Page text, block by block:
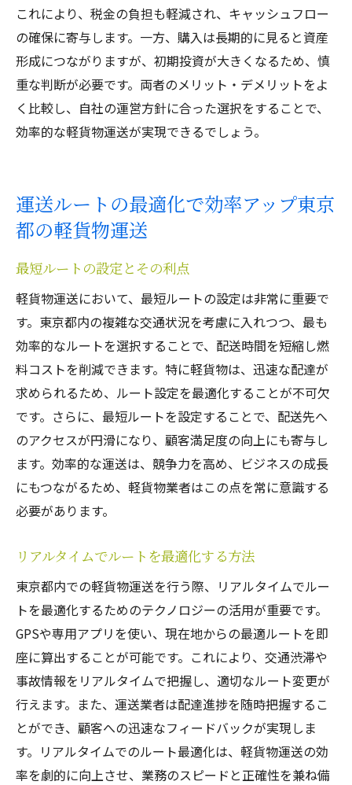
これにより、税金の負担も軽減され、キャッシュフロー
の確保に寄与します。一方、購入は長期的に見ると資産
形成につながりますが、初期投資が大きくなるため、慎
重な判断が必要です。両者のメリット・デメリットをよ
く比較し、自社の運営方針に合った選択をすることで、
効率的な軽貨物運送が実現できるでしょう。
運送ルートの最適化で効率アップ東京
都の軽貨物運送
最短ルートの設定とその利点
軽貨物運送において、最短ルートの設定は非常に重要で
す。東京都内の複雑な交通状況を考慮に入れつつ、最も
効率的なルートを選択することで、配送時間を短縮し燃
料コストを削減できます。特に軽貨物は、迅速な配達が
求められるため、ルート設定を最適化することが不可欠
です。さらに、最短ルートを設定することで、配送先へ
のアクセスが円滑になり、顧客満足度の向上にも寄与し
ます。効率的な運送は、競争力を高め、ビジネスの成長
にもつながるため、軽貨物業者はこの点を常に意識する
必要があります。
リアルタイムでルートを最適化する方法
東京都内での軽貨物運送を行う際、リアルタイムでルー
トを最適化するためのテクノロジーの活用が重要です。
GPSや専用アプリを使い、現在地からの最適ルートを即
座に算出することが可能です。これにより、交通渋滞や
事故情報をリアルタイムで把握し、適切なルート変更が
行えます。また、運送業者は配達進捗を随時把握するこ
とができ、顧客への迅速なフィードバックが実現しま
す。リアルタイムでのルート最適化は、軽貨物運送の効
率を劇的に向上させ、業務のスピードと正確性を兼ね備